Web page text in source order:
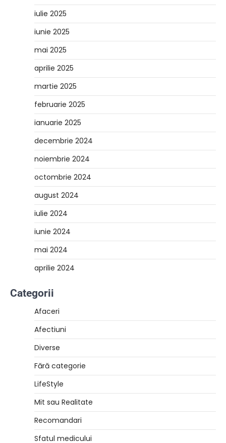
iulie 2025
iunie 2025
mai 2025
aprilie 2025
martie 2025
februarie 2025
ianuarie 2025
decembrie 2024
noiembrie 2024
octombrie 2024
august 2024
iulie 2024
iunie 2024
mai 2024
aprilie 2024
Categorii
Afaceri
Afectiuni
Diverse
Fără categorie
LifeStyle
Mit sau Realitate
Recomandari
Sfatul medicului